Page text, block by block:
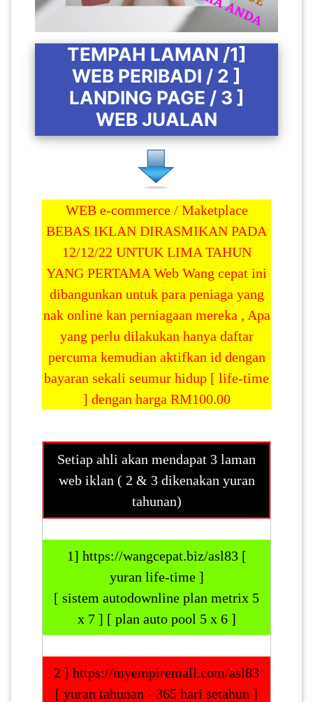
TEMPAH LAMAN /1]
WEB PERIBADI / 2 ]
LANDING PAGE / 3 ]
WEB JUALAN
WEB e-commerce / Maketplace
BEBAS IKLAN DIRASMIKAN PADA
12/12/22 UNTUK LIMA TAHUN
YANG PERTAMA Web Wang cepat ini
dibangunkan untuk para peniaga yang
nak online kan perniagaan mereka , Apa
yang perlu dilakukan hanya daftar
percuma kemudian aktifkan id dengan
bayaran sekali seumur hidup [ life-time
] dengan harga RM100.00
Setiap ahli akan mendapat 3 laman
web iklan ( 2 & 3 dikenakan yuran
tahunan)
1] https://wangcepat.biz/asl83 [
yuran life-time ]
[ sistem autodownline plan metrix 5
x 7 ] [ plan auto pool 5 x 6 ]
2 ] https://myempiremall.com/asl83
[ yuran tahunan - 365 hari setahun ]